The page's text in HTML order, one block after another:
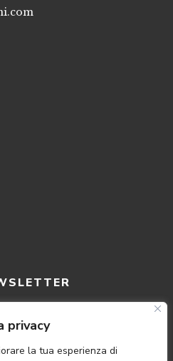
privacy
la tua esperienza di
le nostre ultime novità,